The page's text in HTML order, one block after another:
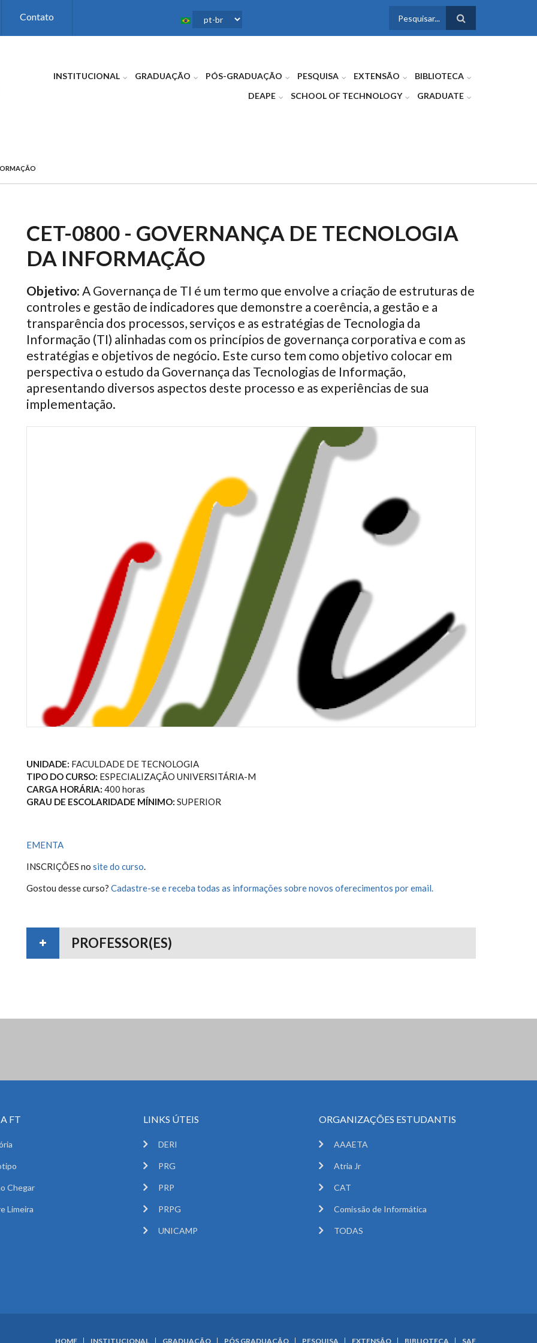
Contato
FORMULÁRIO
INSTITUCIONAL GRADUAÇÃO PÓS-GRADUAÇÃO PESQUISA EXTENSÃO
BIBLIOTECA
DEAPE
SCHOOL OF TECHNOLOGY GRADUATE
CET-0800 - GOVERNANÇA DE TECNOLOGIA
DA INFORMAÇÃO
Objetivo: A Governança de TI é um termo que envolve a criação de estruturas de
controles e gestão de indicadores que demonstre a coerência, a gestão e a
transparência dos processos, serviços e as estratégias de Tecnologia da
Informação (TI) alinhadas com os princípios de governança corporativa e com as
estratégias e objetivos de negócio. Este curso tem como objetivo colocar em
perspectiva o estudo da Governança das Tecnologias de Informação,
apresentando diversos aspectos deste processo e as experiências de sua
implementação.
UNIDADE: FACULDADE DE TECNOLOGIA
TIPO DO CURSO: ESPECIALIZAÇÃO UNIVERSITÁRIA-M
CARGA HORÁRIA: 400 horas
GRAU DE ESCOLARIDADE MÍNIMO: SUPERIOR
EMENTA
INSCRIÇÕES no site do curso.
Gostou desse curso? Cadastre-se e receba todas as informações sobre novos oferecimentos por email.
PROFESSOR(ES)
FT
Chegar
Limeira
LINKS ÚTEIS
DERI
PRG
PRP
PRPG
UNICAMP
ORGANIZAÇÕES ESTUDANTIS
AAAETA
Atria Jr
CAT
Comissão de Informática
TODAS
HOME INSTITUCIONAL GRADUAÇÃO PÓS GRADUAÇÃO PESQUISA EXTENSÃO BIBLIOTECA SAE